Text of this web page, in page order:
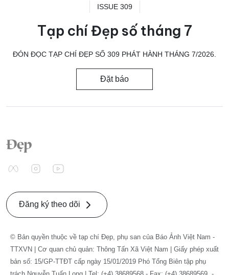
ISSUE 309
Tạp chí Đẹp số tháng 7
ĐÓN ĐỌC TẠP CHÍ ĐẸP SỐ 309 PHÁT HÀNH THÁNG 7/2026.
Đặt báo
Đăng ký theo dõi
© Bản quyền thuộc về tạp chí Đẹp, phụ san của Báo Ảnh Việt Nam -
TTXVN | Cơ quan chủ quản: Thông Tấn Xã Việt Nam | Giấy phép xuất
bản số: 15/GP-TTĐT cấp ngày 15/01/2019 Phó Tổng Biên tập phụ